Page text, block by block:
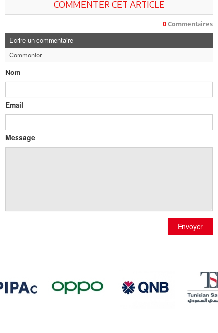
COMMENTER CET ARTICLE
0 Commentaires
Ecrire un commentaire
Commenter
Nom
Email
Message
Envoyer